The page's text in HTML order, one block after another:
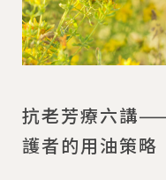
抗老芳療六講
護者的用油策略